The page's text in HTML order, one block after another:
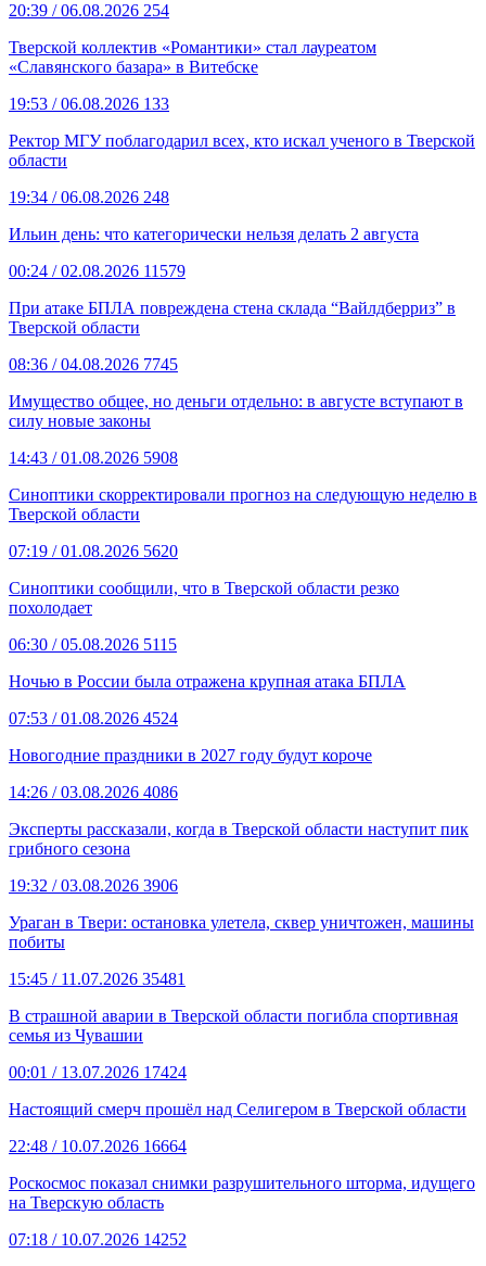
20:39 / 06.08.2026 254
Тверской коллектив «Романтики» стал лауреатом
«Славянского базара» в Витебске
19:53 / 06.08.2026 133
Ректор МГУ поблагодарил всех, кто искал ученого в Тверской
области
19:34 / 06.08.2026 248
Ильин день: что категорически нельзя делать 2 августа
00:24 / 02.08.2026 11579
При атаке БПЛА повреждена стена склада “Вайлдберриз” в
Тверской области
08:36 / 04.08.2026 7745
Имущество общее, но деньги отдельно: в августе вступают в
силу новые законы
14:43 / 01.08.2026 5908
Синоптики скорректировали прогноз на следующую неделю в
Тверской области
07:19 / 01.08.2026 5620
Синоптики сообщили, что в Тверской области резко
похолодает
06:30 / 05.08.2026 5115
Ночью в России была отражена крупная атака БПЛА
07:53 / 01.08.2026 4524
Новогодние праздники в 2027 году будут короче
14:26 / 03.08.2026 4086
Эксперты рассказали, когда в Тверской области наступит пик
грибного сезона
19:32 / 03.08.2026 3906
Ураган в Твери: остановка улетела, сквер уничтожен, машины
побиты
15:45 / 11.07.2026 35481
В страшной аварии в Тверской области погибла спортивная
семья из Чувашии
00:01 / 13.07.2026 17424
Настоящий смерч прошёл над Селигером в Тверской области
22:48 / 10.07.2026 16664
Роскосмос показал снимки разрушительного шторма, идущего
на Тверскую область
07:18 / 10.07.2026 14252